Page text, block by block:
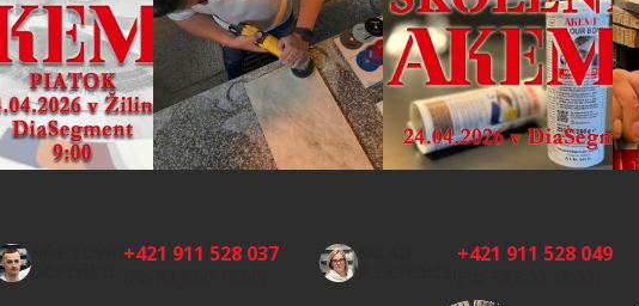
+421 911 528 037
SKLAD
A EXPEDICE:
+421 911 528 049